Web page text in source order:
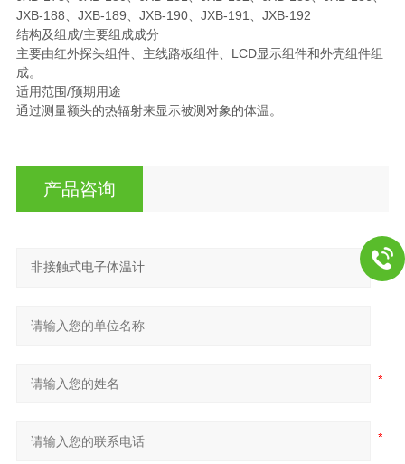
JXB-188、JXB-189、JXB-190、JXB-191、JXB-192
结构及组成/主要组成成分
主要由红外探头组件、主线路板组件、LCD显示组件和外壳组件组
成。
适用范围/预期用途
通过测量额头的热辐射来显示被测对象的体温。
产品咨询